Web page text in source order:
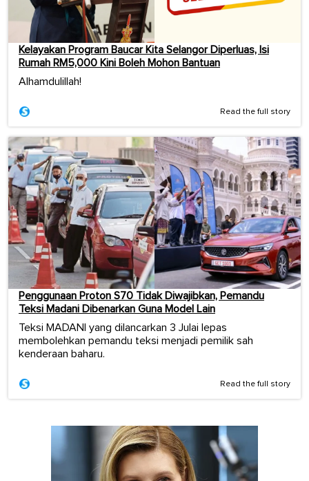
Kelayakan Program Baucar Kita Selangor Diperluas, Isi
Rumah RM5,000 Kini Boleh Mohon Bantuan
Alhamdulillah!
Read the full story
Penggunaan Proton S70 Tidak Diwajibkan, Pemandu
Teksi Madani Dibenarkan Guna Model Lain
Teksi MADANI yang dilancarkan 3 Julai lepas
membolehkan pemandu teksi menjadi pemilik sah
kenderaan baharu.
Read the full story